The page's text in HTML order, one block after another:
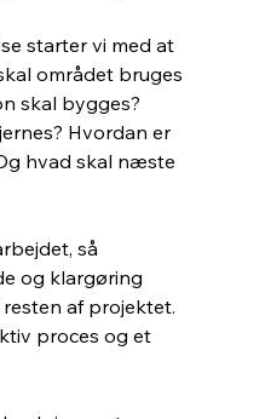
starter vi med at
området bruges
skal bygges?
Hvordan er
hvad skal næste
så
og klargøring
af projektet.
proces og et